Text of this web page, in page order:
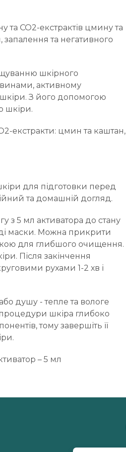
та СО2-екстрактів цмину та
та негативного
шкірного
активному
З його допомогою
шкіри.
екстракти: цмин та каштан,
для підготовки перед
та домашній догляд.
з 5 мл активатора до стану
маски. Можна прикрити
для глибшого очищення.
Після закінчення
рухами 1-2 хв і
душу - тепле та вологе
шкіра глибоко
тому завершіть її
– 5 мл